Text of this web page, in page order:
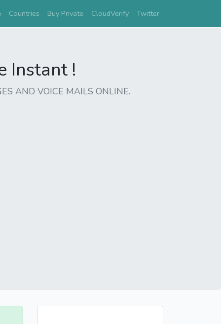
(current)
Countries Buy Private CloudVerify Twitter
Instant !
AND VOICE MAILS ONLINE.